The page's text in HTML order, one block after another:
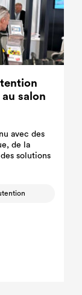
salon
avec des
de la
solutions